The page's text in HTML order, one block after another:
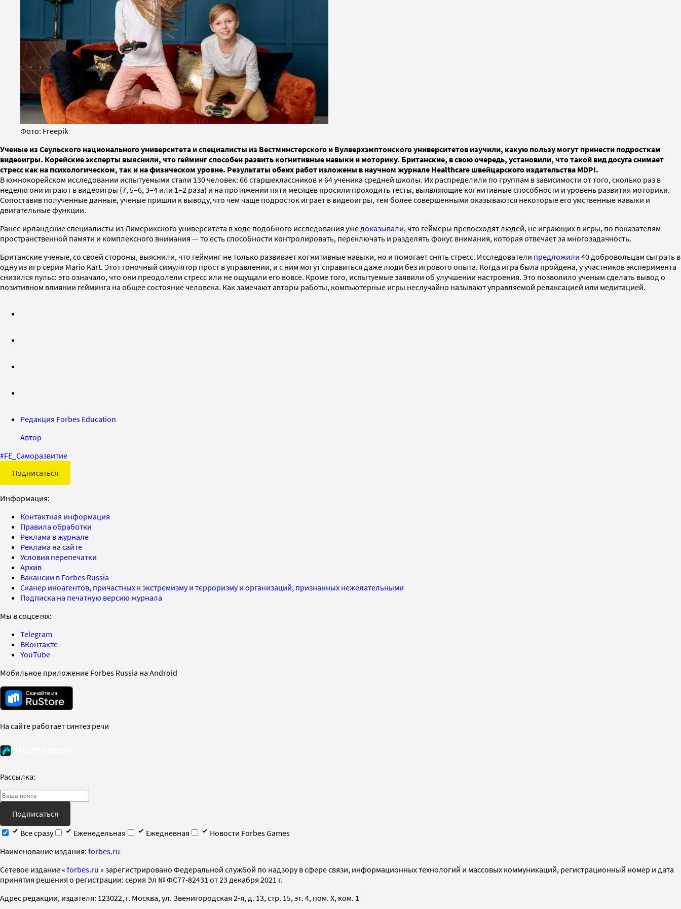
Фото: Freepik
Ученые из Сеульского национального университета и специалисты из Вестминстерского и Вулверхэмптонского университетов изучили, какую пользу могут принести подросткам
видеоигры. Корейские эксперты выяснили, что гейминг способен развить когнитивные навыки и моторику. Британские, в свою очередь, установили, что такой вид досуга снимает
стресс как на психологическом, так и на физическом уровне. Результаты обеих работ изложены в научном журнале Healthcare швейцарского издательства MDPI.
В южнокорейском исследовании испытуемыми стали 130 человек: 66 старшеклассников и 64 ученика средней школы. Их распределили по группам в зависимости от того, сколько раз в
неделю они играют в видеоигры (7, 5–6, 3–4 или 1–2 раза) и на протяжении пяти месяцев просили проходить тесты, выявляющие когнитивные способности и уровень развития моторики.
Сопоставив полученные данные, ученые пришли к выводу, что чем чаще подросток играет в видеоигры, тем более совершенными оказываются некоторые его умственные навыки и
двигательные функции.
Ранее ирландские специалисты из Лимерикского университета в ходе подобного исследования уже доказывали, что геймеры превосходят людей, не играющих в игры, по показателям
пространственной памяти и комплексного внимания — то есть способности контролировать, переключать и разделять фокус внимания, которая отвечает за многозадачность.
Британские ученые, со своей стороны, выяснили, что гейминг не только развивает когнитивные навыки, но и помогает снять стресс. Исследователи предложили 40 добровольцам сыграть в
одну из игр серии Mario Kart. Этот гоночный симулятор прост в управлении, и с ним могут справиться даже люди без игрового опыта. Когда игра была пройдена, у участников эксперимента
снизился пульс: это означало, что они преодолели стресс или не ощущали его вовсе. Кроме того, испытуемые заявили об улучшении настроения. Это позволило ученым сделать вывод о
позитивном влиянии гейминга на общее состояние человека. Как замечают авторы работы, компьютерные игры неслучайно называют управляемой релаксацией или медитацией.
Редакция Forbes Education
Автор
#FE_Саморазвитие
Подписаться
Информация:
Контактная информация
Правила обработки
Реклама в журнале
Реклама на сайте
Условия перепечатки
Архив
Вакансии в Forbes Russia
Сканер иноагентов, причастных к экстремизму и терроризму и организаций, признанных нежелательными
Подписка на печатную версию журнала
Мы в соцсетях:
Telegram
ВКонтакте
YouTube
Мобильное приложение Forbes Russia на Android
На сайте работает синтез речи
Рассылка:
Подписаться
Все сразу
Еженедельная Ежедневная
Новости Forbes Games
Наименование издания: forbes.ru
Cетевое издание « forbes.ru » зарегистрировано Федеральной службой по надзору в сфере связи, информационных технологий и массовых коммуникаций, регистрационный номер и дата
принятия решения о регистрации: серия Эл № ФС77-82431 от 23 декабря 2021 г.
Адрес редакции, издателя: 123022, г. Москва, ул. Звенигородская 2-я, д. 13, стр. 15, эт. 4, пом. X, ком. 1